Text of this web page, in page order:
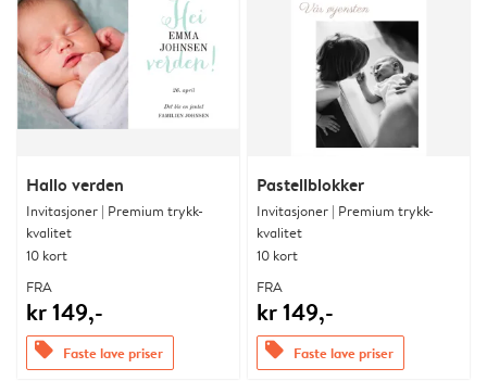
Hallo verden
Invitasjoner | Premium trykk-
kvalitet
10 kort
FRA
kr 149,-
offers Faste lave priser
Pastellblokker
Invitasjoner | Premium trykk-
kvalitet
10 kort
FRA
kr 149,-
offers Faste lave priser